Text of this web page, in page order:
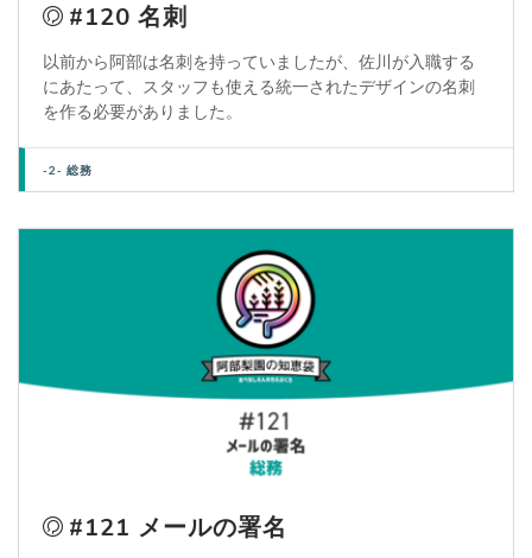
#120 名刺
以前から阿部は名刺を持っていましたが、佐川が入職する
にあたって、スタッフも使える統一されたデザインの名刺
を作る必要がありました。
-2- 総務
#121 メールの署名